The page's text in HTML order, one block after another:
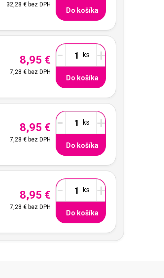
32,28 €bez DPH
Do košíka
8,95 €
7,28 €bez DPH
- +
Do košíka
8,95 €
7,28 €bez DPH
- +
Do košíka
8,95 €
7,28 €bez DPH
- +
Do košíka